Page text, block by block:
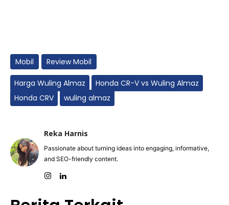
Mobil Review Mobil
Harga Wuling Almaz
Honda CR-V vs Wuling Almaz
Honda CRV
wuling almaz
Reka Harnis
Passionate about turning ideas into engaging, informative,
and SEO-friendly content.